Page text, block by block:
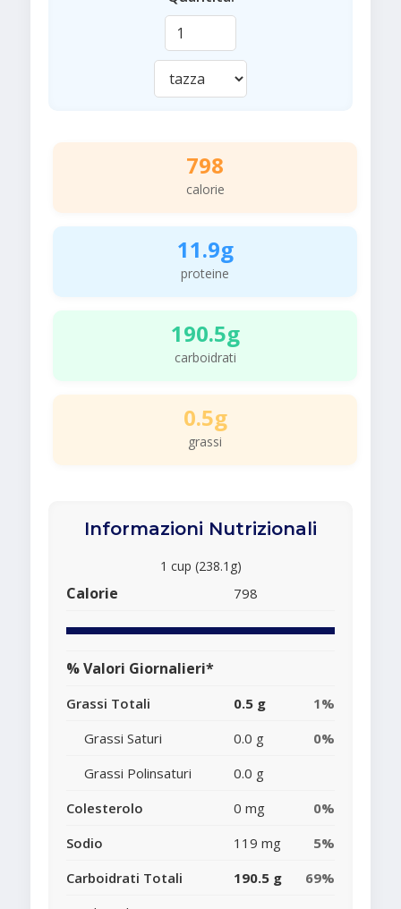
798
calorie
11.9g
proteine
190.5g
carboidrati
0.5g
grassi
Informazioni Nutrizionali
1 cup (238.1g)
Calorie 798
% Valori Giornalieri*
Grassi Totali 0.5 g
1%
Grassi Saturi
0.0 g
0%
Grassi Polinsaturi
0.0 g
Colesterolo
0 mg
0%
Sodio
119 mg
5%
Carboidrati Totali
190.5 g
69%